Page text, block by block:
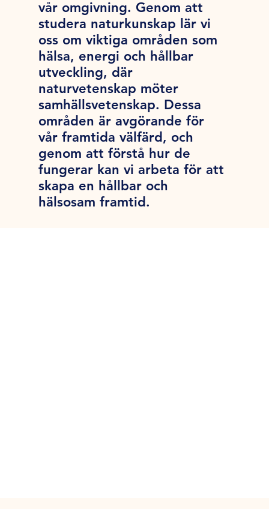
vår omgivning. Genom att
studera naturkunskap lär vi
oss om viktiga områden som
hälsa, energi och hållbar
utveckling, där
naturvetenskap möter
samhällsvetenskap. Dessa
områden är avgörande för
vår framtida välfärd, och
genom att förstå hur de
fungerar kan vi arbeta för att
skapa en hållbar och
hälsosam framtid.